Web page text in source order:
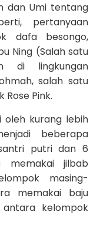
dan Umi tentang
pertanyaan
dafa besongo,
Ning (Salah satu
di lingkungan
salah satu
Rose Pink.
oleh kurang lebih
beberapa
putri dan 6
memakai jilbab
masing-
memakai baju
kelompok